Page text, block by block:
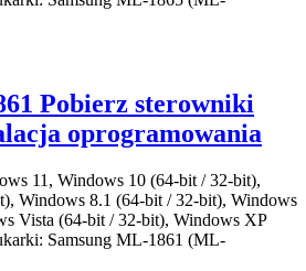
Pobierz sterowniki
oprogramowania
11, Windows 10 (64-bit / 32-bit),
Windows 8.1 (64-bit / 32-bit), Windows
Vista (64-bit / 32-bit), Windows XP
Samsung ML-1861 (ML-